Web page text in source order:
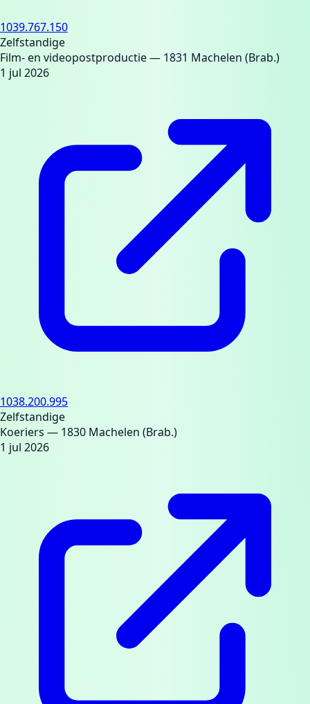
1039.767.150
Zelfstandige
Film- en videopostproductie— 1831 Machelen (Brab.)
1 jul 2026
1038.200.995
Zelfstandige
Koeriers — 1830 Machelen (Brab.)
1 jul 2026